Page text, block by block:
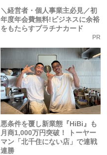
＼経営者・個人事業主必見／初
年度年会費無料!ビジネスに余裕
をもたらすプラチナカード
PR
悪条件を覆し新業態『HiBi』も
月商1,000万円突破！ トーヤー
マン「北千住にない店」で連戦
連勝